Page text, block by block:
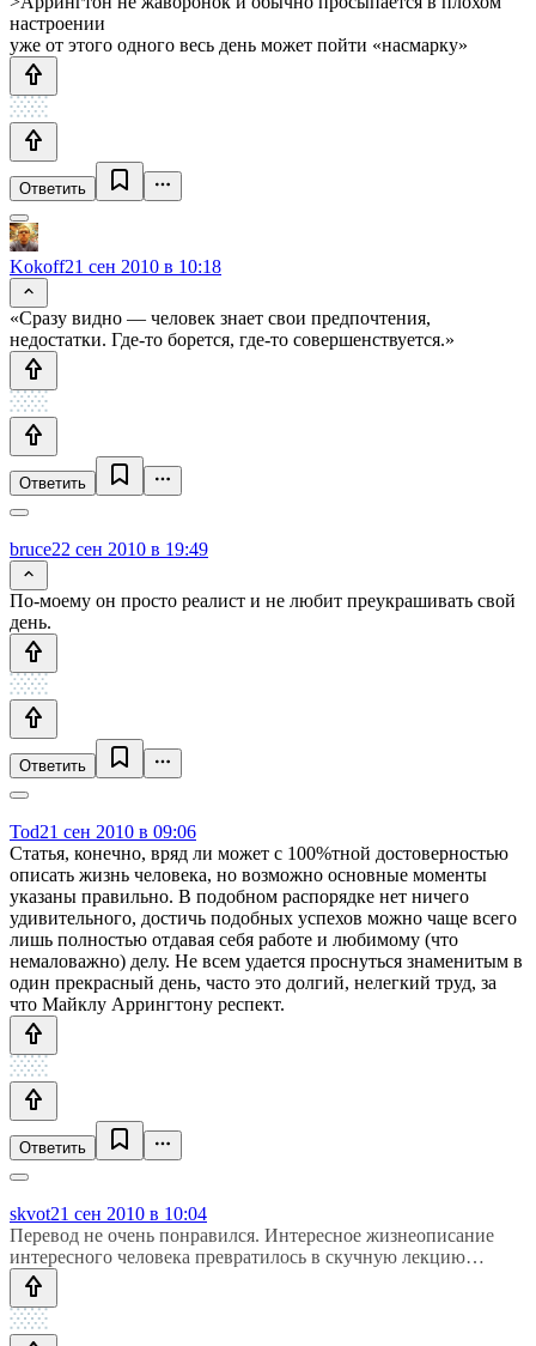
настроении
уже от этого одного весь день может пойти «насмарку»
Ответить
Kokoff21 сен 2010 в 10:18
«Сразу видно — человек знает свои предпочтения,
недостатки. Где-то борется, где-то совершенствуется.»
Ответить
bruce22 сен 2010 в 19:49
По-моему он просто реалист и не любит преукрашивать свой
день.
Ответить
Tod21 сен 2010 в 09:06
Статья, конечно, вряд ли может с 100%тной достоверностью
описать жизнь человека, но возможно основные моменты
указаны правильно. В подобном распорядке нет ничего
удивительного, достичь подобных успехов можно чаще всего
лишь полностью отдавая себя работе и любимому (что
немаловажно) делу. Не всем удается проснуться знаменитым в
один прекрасный день, часто это долгий, нелегкий труд, за
что Майклу Аррингтону респект.
Ответить
skvot21 сен 2010 в 10:04
Перевод не очень понравился. Интересное жизнеописание
интересного человека превратилось в скучную лекцию…